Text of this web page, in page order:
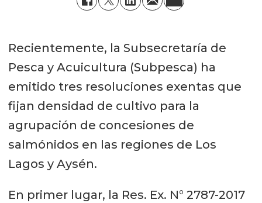
Recientemente, la Subsecretaría de
Pesca y Acuicultura (Subpesca) ha
emitido tres resoluciones exentas que
fijan densidad de cultivo para la
agrupación de concesiones de
salmónidos en las regiones de Los
Lagos y Aysén.
En primer lugar, la Res. Ex. N° 2787-2017